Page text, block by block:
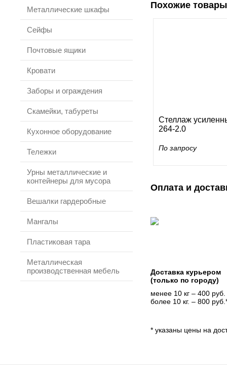
Металлические шкафы
Сейфы
Почтовые ящики
Кровати
Заборы и ограждения
Скамейки, табуреты
Кухонное оборудование
Тележки
Урны металлические и
контейнеры для мусора
Вешалки гардеробные
Мангалы
Пластиковая тара
Металлическая
производственная мебель
Похожие
Стеллаж
264-2.0
По запросу
Оплата и
Доставка курьером
(только по городу)
менее 10 кг – 400 руб.
более 10 кг. – 800
* указаны цены на